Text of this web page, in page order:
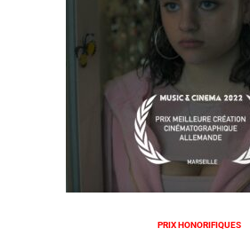
PRIX HONORIFIQUES